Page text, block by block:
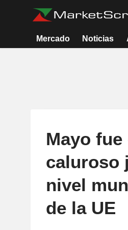
Mercado Noticias
Mayo
caluroso
nivel
de la UE